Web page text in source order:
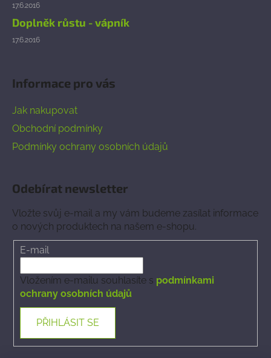
17.6.2016
Doplněk růstu - vápník
17.6.2016
Informace pro vás
Jak nakupovat
Obchodní podmínky
Podmínky ochrany osobních údajů
Odebírat newsletter
Vložte svůj e-mail a my vám budeme zasílat informace
o nových produktech na našem e-shopu.
E-mail
Vložením e-mailu souhlasíte s podmínkami
ochrany osobních údajů
PŘIHLÁSIT SE